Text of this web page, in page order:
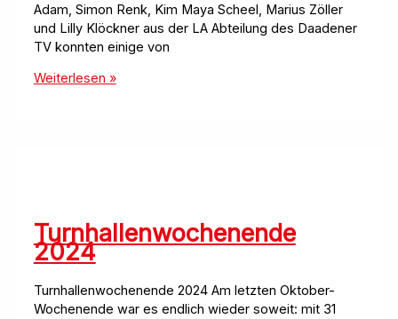
Adam, Simon Renk, Kim Maya Scheel, Marius Zöller
und Lilly Klöckner aus der LA Abteilung des Daadener
TV konnten einige von
Titel
Weiterlesen »
Turnhallenwochenende
2024
Turnhallenwochenende 2024 Am letzten Oktober-
Wochenende war es endlich wieder soweit: mit 31